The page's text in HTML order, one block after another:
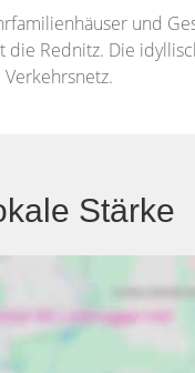
und
die Rednitz. Die
Stärke